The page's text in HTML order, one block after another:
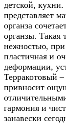
детской,
представляет
органза
органзы. Такая
нежностью, при
пластичная и
деформации,
Терракотовый
привносит
гармония и
занавески